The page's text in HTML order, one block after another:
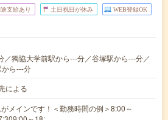
支給あり 土日祝日が休み WEB登録OK
／獨協大学前駅から---分／谷塚駅から---分／
ら---分
による
メインです！＜勤務時間の例＞8:00～